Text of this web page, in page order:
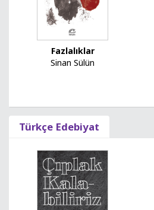
Fazlalıklar
Sinan Sülün
Türkçe Edebiyat